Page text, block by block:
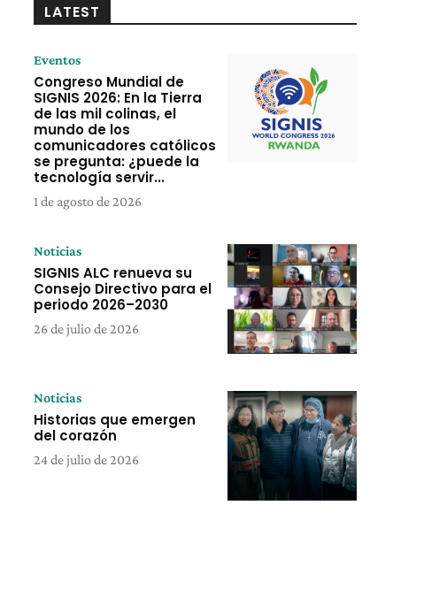
LATEST
Eventos
Congreso Mundial de
SIGNIS 2026: En la Tierra
de las mil colinas, el
mundo de los
comunicadores católicos
se pregunta: ¿puede la
tecnología servir...
1 de agosto de 2026
Noticias
SIGNIS ALC renueva su
Consejo Directivo para el
periodo 2026–2030
26 de julio de 2026
Noticias
Historias que emergen
del corazón
24 de julio de 2026